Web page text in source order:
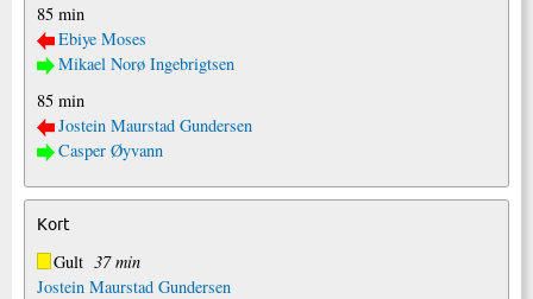
85 min
Ebiye Moses
Mikael Norø Ingebrigtsen
85 min
Jostein Maurstad Gundersen
Casper Øyvann
Kort
Gult 37 min
Jostein Maurstad Gundersen